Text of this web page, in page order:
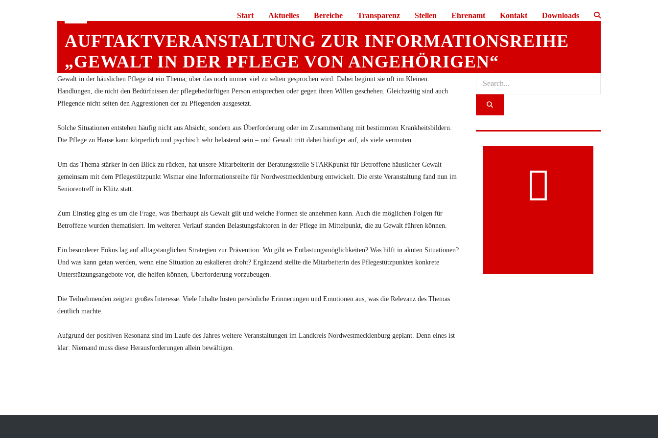
Start Aktuelles Bereiche Transparenz Stellen Ehrenamt Kontakt Downloads
AUFTAKTVERANSTALTUNG ZUR INFORMATIONSREIHE
„GEWALT IN DER PFLEGE VON ANGEHÖRIGEN“
Gewalt in der häuslichen Pflege ist ein Thema, über das noch immer viel zu selten gesprochen wird. Dabei beginnt sie oft im Kleinen:
Handlungen, die nicht den Bedürfnissen der pflegebedürftigen Person entsprechen oder gegen ihren Willen geschehen. Gleichzeitig sind auch
Pflegende nicht selten den Aggressionen der zu Pflegenden ausgesetzt.
Solche Situationen entstehen häufig nicht aus Absicht, sondern aus Überforderung oder im Zusammenhang mit bestimmten Krankheitsbildern.
Die Pflege zu Hause kann körperlich und psychisch sehr belastend sein – und Gewalt tritt dabei häufiger auf, als viele vermuten.
Um das Thema stärker in den Blick zu rücken, hat unsere Mitarbeiterin der Beratungsstelle STARKpunkt für Betroffene häuslicher Gewalt
gemeinsam mit dem Pflegestützpunkt Wismar eine Informationsreihe für Nordwestmecklenburg entwickelt. Die erste Veranstaltung fand nun im
Seniorentreff in Klütz statt.
Zum Einstieg ging es um die Frage, was überhaupt als Gewalt gilt und welche Formen sie annehmen kann. Auch die möglichen Folgen für
Betroffene wurden thematisiert. Im weiteren Verlauf standen Belastungsfaktoren in der Pflege im Mittelpunkt, die zu Gewalt führen können.
Ein besonderer Fokus lag auf alltagstauglichen Strategien zur Prävention: Wo gibt es Entlastungsmöglichkeiten? Was hilft in akuten Situationen?
Und was kann getan werden, wenn eine Situation zu eskalieren droht? Ergänzend stellte die Mitarbeiterin des Pflegestützpunktes konkrete
Unterstützungsangebote vor, die helfen können, Überforderung vorzubeugen.
Die Teilnehmenden zeigten großes Interesse. Viele Inhalte lösten persönliche Erinnerungen und Emotionen aus, was die Relevanz des Themas
deutlich machte.
Aufgrund der positiven Resonanz sind im Laufe des Jahres weitere Veranstaltungen im Landkreis Nordwestmecklenburg geplant. Denn eines ist
klar: Niemand muss diese Herausforderungen allein bewältigen.